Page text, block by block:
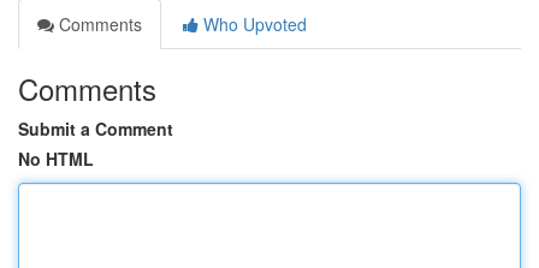
Comments
Who Upvoted
Comments
Submit a Comment
No HTML